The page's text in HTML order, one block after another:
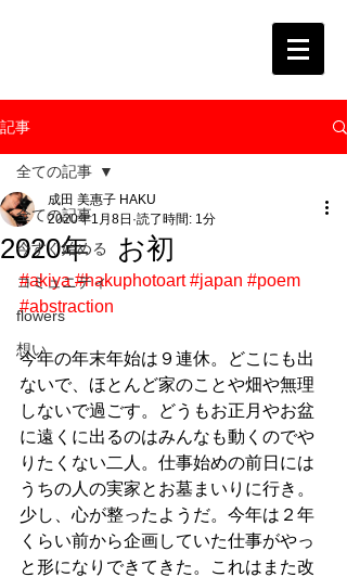
記事
全ての記事
今すぐ始める
コミュニティ
flowers
想い
全ての記事
2020年 お初
成田 美惠子 HAKU
2020年1月8日 読了時間: 1分
#akiya #hakuphotoart #japan #poem
#abstraction
今年の年末年始は９連休。どこにも出
ないで、ほとんど家のことや畑や無理
しないで過ごす。どうもお正月やお盆
に遠くに出るのはみんなも動くのでや
りたくない二人。仕事始めの前日には
うちの人の実家とお墓まいりに行き。
少し、心が整ったようだ。今年は２年
くらい前から企画していた仕事がやっ
と形になりできてきた。これはまた改